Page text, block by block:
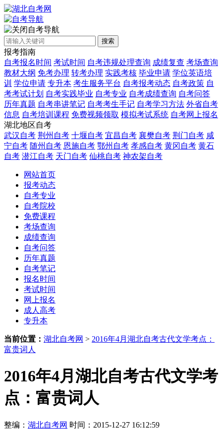
自考导航
搜索
报考指南
自考报名时间 考试时间 自考违规处理查询 成绩复查 考场查询
教材大纲 免考办理 转考办理 实践考核 毕业申请 学位英语培
训 学位申请 专升本 考生服务平台 自考报考动态 自考政策 自
考考试计划 自考实践毕业 自考专业 自考成绩查询 自考问答
历年真题 自考串讲笔记 自考考生手记 自考学习方法 外省自考
信息 自考培训课程 免费视频领取 模拟考试系统 自考网上报名
湖北地区自考
武汉自考 荆州自考 十堰自考 宜昌自考 襄樊自考 荆门自考 咸
宁自考 随州自考 恩施自考 鄂州自考 孝感自考 黄冈自考 黄石
自考 潜江自考 天门自考 仙桃自考 神农架自考
网站首页
报考动态
自考专业
自考院校
免费课程
考场查询
成绩查询
自考问答
历年真题
自考笔记
报名时间
考试时间
网上报名
成人高考
专升本
当前位置： 湖北自考网 > 2016年4月湖北自考古代文学考点：
富贵词人
2016年4月湖北自考古代文学考
点：富贵词人
整编： 湖北自考网 时间：2015-12-27 16:12:59